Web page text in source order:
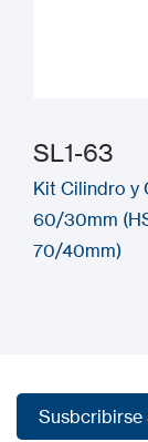
SL1-63
Kit Cilindro y
60/30mm
70/40mm)
Susbcribirse